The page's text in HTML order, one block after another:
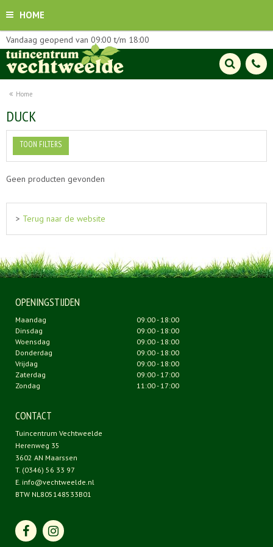
HOME
Home
Vandaag geopend van 09:00 t/m 18:00
DUCK
TOON FILTERS
Geen producten gevonden
> Terug naar de website
OPENINGSTIJDEN
Maandag
09:00 - 18:00
Dinsdag
09:00 - 18:00
Woensdag
09:00 - 18:00
Donderdag
09:00 - 18:00
Vrijdag
09:00 - 18:00
Zaterdag
09:00 - 17:00
Zondag
11:00 - 17:00
CONTACT
Tuincentrum Vechtweelde
Herenweg 35
3602 AN Maarssen
T. (0346) 56 33 97
E. info@vechtweelde.nl
BTW NL805148533B01